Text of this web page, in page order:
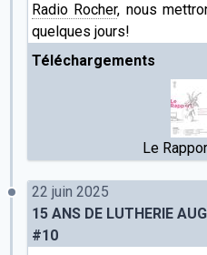
Radio Rocher, nous
quelques jours!
Téléchargements
Le
22 juin 2025
15 ANS DE LUTHERIE
#10